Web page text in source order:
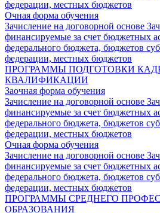
федерации, местных бюджетов
Очная форма обучения
Зачисление на договорной основе
финансируемые за счет бюджетных
федерального бюджета, бюджетов
федерации, местных бюджетов
ПРОГРАММЫ ПОДГОТОВКИ
КВАЛИФИКАЦИИ
Заочная форма обучения
Зачисление на договорной основе
финансируемые за счет бюджетных
федерального бюджета, бюджетов
федерации, местных бюджетов
Очная форма обучения
Зачисление на договорной основе
финансируемые за счет бюджетных
федерального бюджета, бюджетов
федерации, местных бюджетов
ПРОГРАММЫ СРЕДНЕГО
ОБРАЗОВАНИЯ